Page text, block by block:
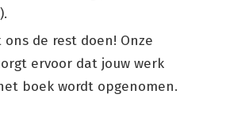
ons de rest doen! Onze
ervoor dat jouw werk
boek wordt opgenomen.